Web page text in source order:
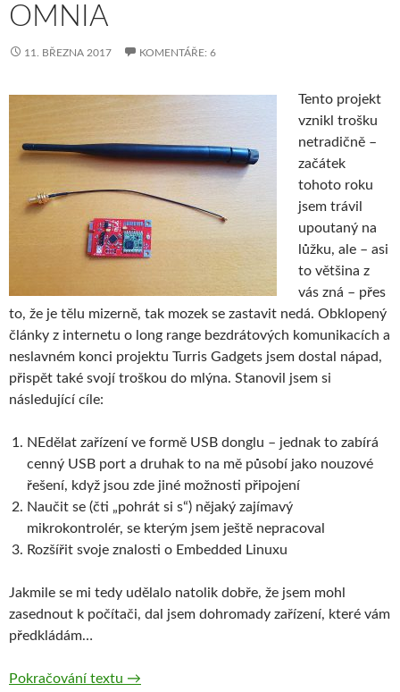
OMNIA
11. BŘEZNA 2017 KOMENTÁŘE: 6
Tento projekt
vznikl trošku
netradičně –
začátek
tohoto roku
jsem trávil
upoutaný na
lůžku, ale – asi
to většina z
vás zná – přes
to, že je tělu mizerně, tak mozek se zastavit nedá. Obklopený
články z internetu o long range bezdrátových komunikacích a
neslavném konci projektu Turris Gadgets jsem dostal nápad,
přispět také svojí troškou do mlýna. Stanovil jsem si
následující cíle:
NEdělat zařízení ve formě USB donglu – jednak to zabírá
cenný USB port a druhak to na mě působí jako nouzové
řešení, když jsou zde jiné možnosti připojení
Naučit se (čti „pohrát si s“) nějaký zajímavý
mikrokontrolér, se kterým jsem ještě nepracoval
Rozšířit svoje znalosti o Embedded Linuxu
Jakmile se mi tedy udělalo natolik dobře, že jsem mohl
zasednout k počítači, dal jsem dohromady zařízení, které vám
předkládám…
Pokračování textu TOLoRa – LoRa komunikace pro Turris
→